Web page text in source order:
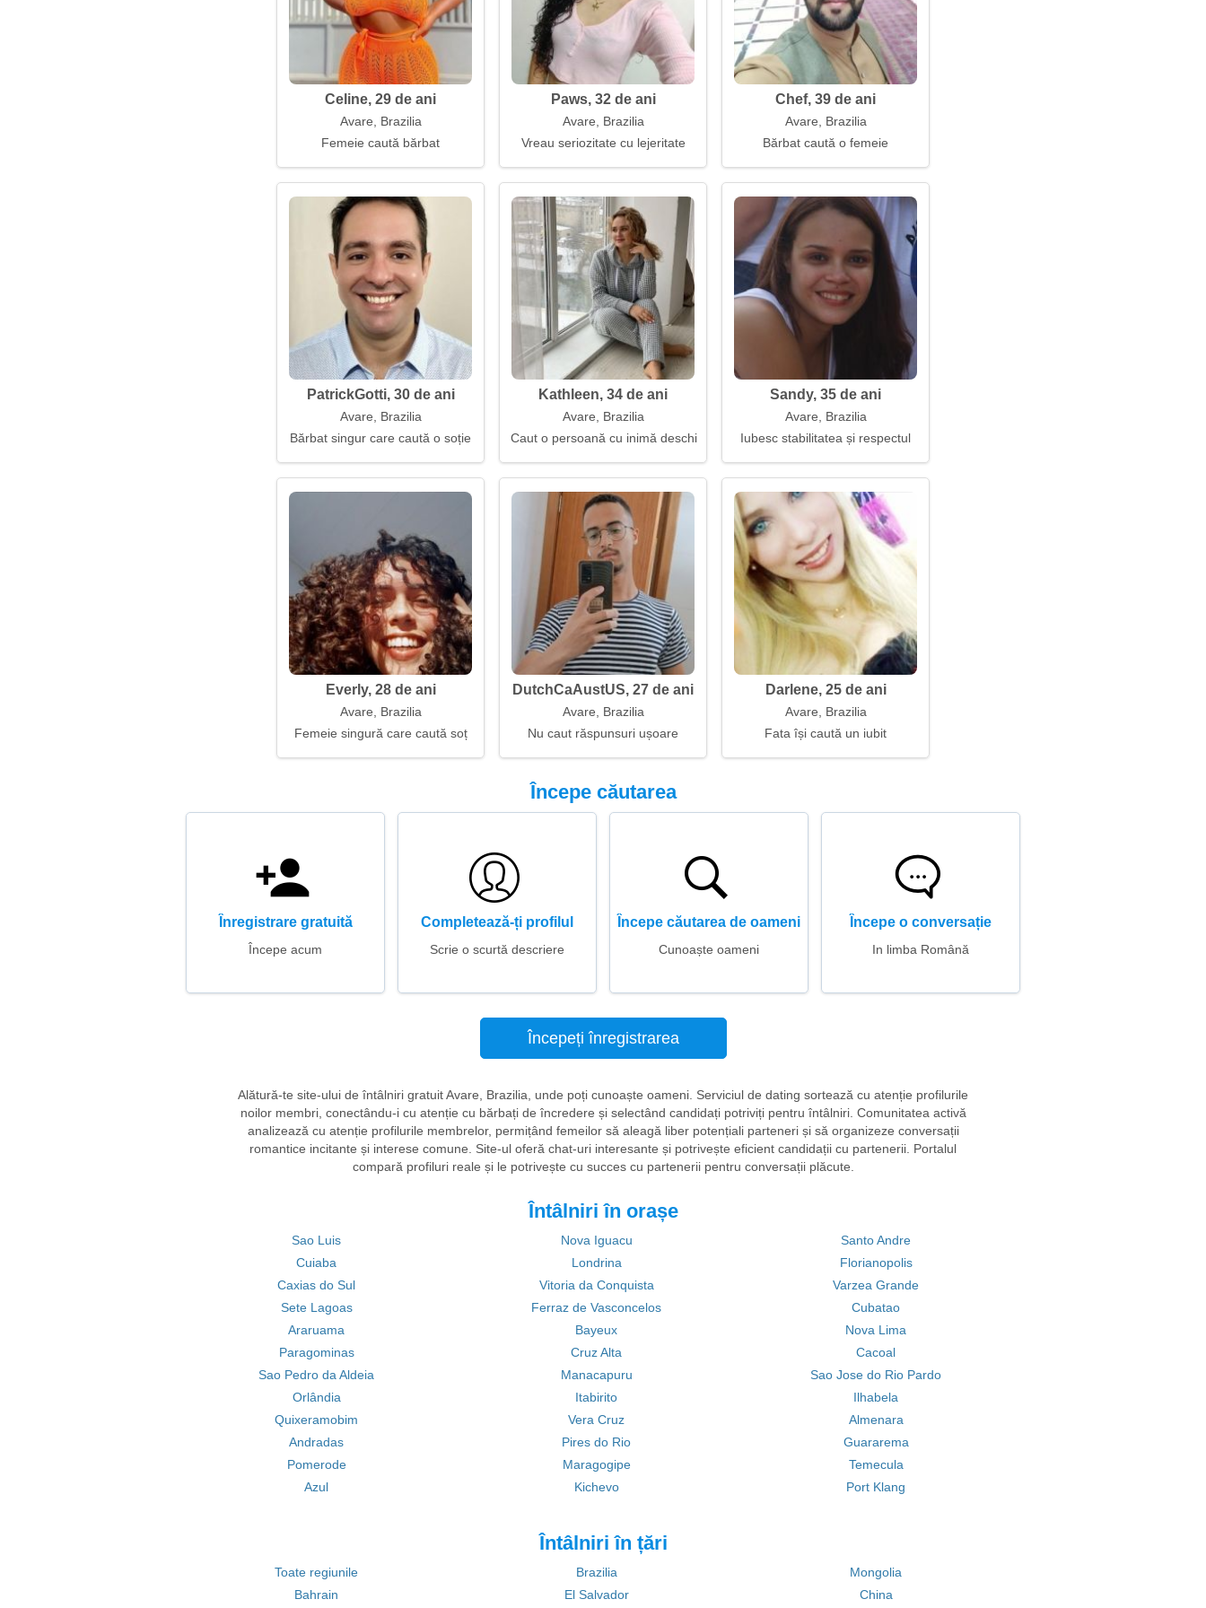
Celine, 29 de ani
Avare, Brazilia
Femeie caută bărbat
Paws, 32 de ani
Avare, Brazilia
Vreau seriozitate cu lejeritate
Chef, 39 de ani
Avare, Brazilia
Bărbat caută o femeie
PatrickGotti, 30 de ani
Avare, Brazilia
Bărbat singur care caută o soție
Kathleen, 34 de ani
Avare, Brazilia
Caut o persoană cu inimă deschisă
Sandy, 35 de ani
Avare, Brazilia
Iubesc stabilitatea și respectul
Everly, 28 de ani
Avare, Brazilia
Femeie singură care caută soț
DutchCaAustUS, 27 de ani
Avare, Brazilia
Nu caut răspunsuri ușoare
Darlene, 25 de ani
Avare, Brazilia
Fata își caută un iubit
Începe căutarea
Înregistrare gratuită
Începe acum
Completează-ți profilul
Scrie o scurtă descriere
Începe căutarea de oameni
Cunoaște oameni
Începe o conversație
In limba Română
Începeți înregistrarea
Alătură-te site-ului de întâlniri gratuit Avare, Brazilia, unde poți cunoaște oameni. Serviciul de dating sortează cu atenție profilurile
noilor membri, conectându-i cu atenție cu bărbați de încredere și selectând candidați potriviți pentru întâlniri. Comunitatea activă
analizează cu atenție profilurile membrelor, permițând femeilor să aleagă liber potențiali parteneri și să organizeze conversații
romantice incitante și interese comune. Site-ul oferă chat-uri interesante și potrivește eficient candidații cu partenerii. Portalul
compară profiluri reale și le potrivește cu succes cu partenerii pentru conversații plăcute.
Întâlniri în orașe
Sao Luis Nova Iguacu
Santo Andre
Cuiaba
Londrina
Florianopolis
Caxias do Sul
Vitoria da Conquista
Varzea Grande
Sete Lagoas
Ferraz de Vasconcelos
Cubatao
Araruama
Bayeux
Nova Lima
Paragominas
Cruz Alta
Cacoal
Sao Pedro da Aldeia
Manacapuru
Sao Jose do Rio Pardo
Orlândia
Itabirito
Ilhabela
Quixeramobim
Vera Cruz
Almenara
Andradas
Pires do Rio
Guararema
Pomerode
Maragogipe
Temecula
Azul
Kichevo Port Klang
Întâlniri în țări
Toate regiunile Brazilia
Mongolia
Bahrain
El Salvador China